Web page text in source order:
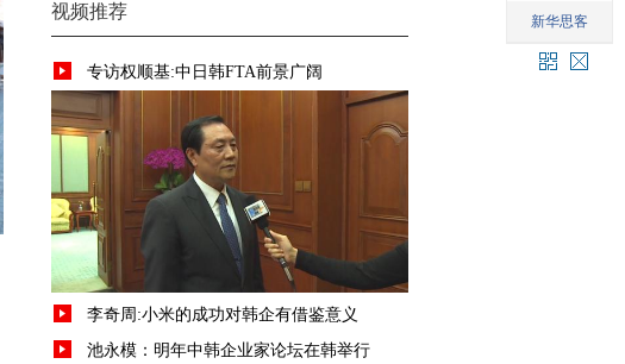
视频推荐
专访权顺基:中日韩FTA前景广阔
李奇周:小米的成功对韩企有借鉴意义
池永模：明年中韩企业家论坛在韩举行